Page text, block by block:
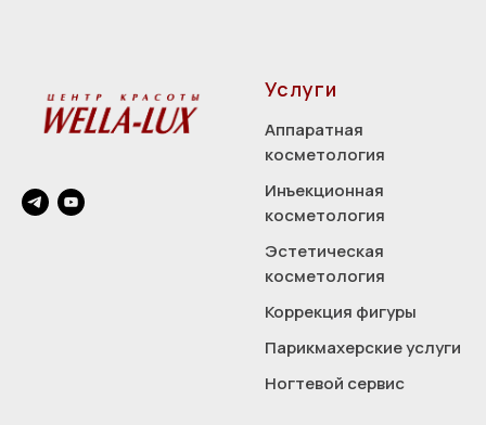
Услуги
Аппаратная
косметология
Инъекционная
косметология
Эстетическая
косметология
Коррекция фигуры
Парикмахерские услуги
Ногтевой сервис